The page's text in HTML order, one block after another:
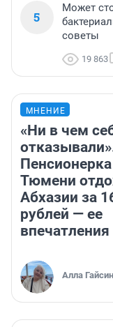
5
Может
советы
19 863
МНЕНИЕ
«Ни в чем
Тюмени
Абхазии за
рублей — ее
впечатления
Алла